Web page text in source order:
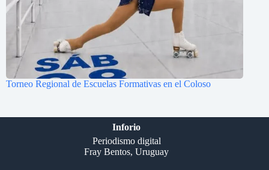
Torneo Regional de Escuelas Formativas en el Coloso
Inforio
Periodismo digital
Fray Bentos, Uruguay